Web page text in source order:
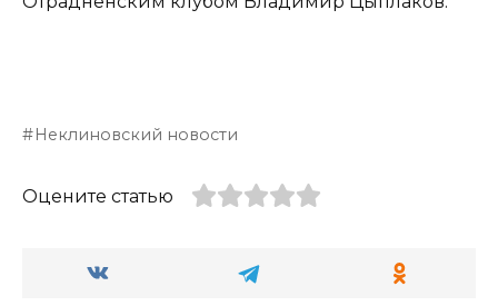
Неклиновский новости
Оцените статью